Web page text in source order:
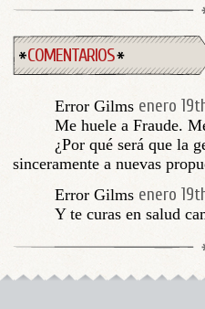
COMENTARIOS
Error Gilms enero
Me huele a Fraude.
¿Por qué será que la
sinceramente a nuevas
Error Gilms enero
Y te curas en salud